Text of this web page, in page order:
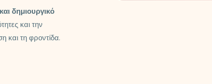
δημιουργικό
και την
και τη φροντίδα.